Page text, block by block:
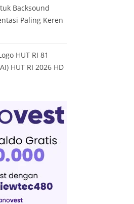
Backsound
Paling Keren
HUT RI 81
HUT RI 2026 HD